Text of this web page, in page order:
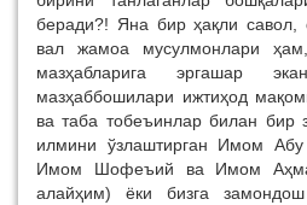
беради?! Яна бир ҳақли савол,
вал жамоа мусулмонлари
мазҳабларига эргашар
мазҳаббошилари ижтиҳод
ва таба тобеъинлар билан бир
илмини ўзлаштирган Имом
Имом Шофеъий ва Имом
алайҳим) ёки бизга